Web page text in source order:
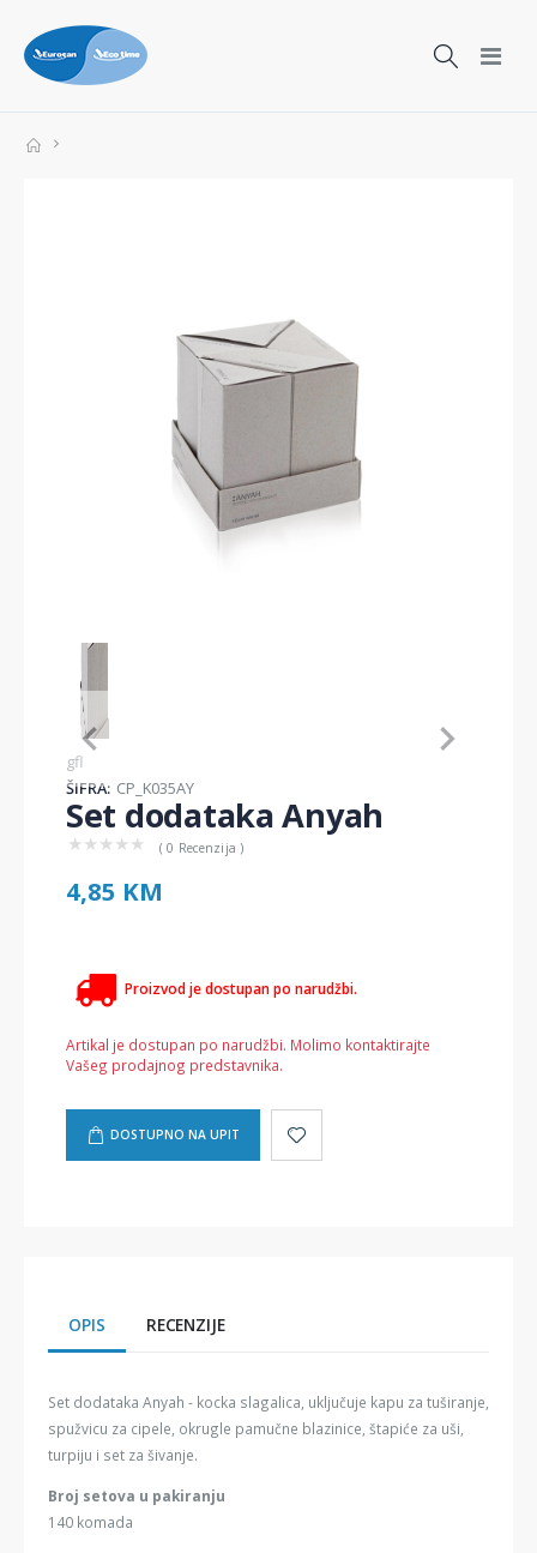
Item
1
of
1
gfl
ŠIFRA: CP_K035AY
Set dodataka Anyah
★ ★ ★ ★ ★ ( 0 Recenzija )
4,85 KM
Proizvod je dostupan po narudžbi.
Artikal je dostupan po narudžbi. Molimo kontaktirajte
Vašeg prodajnog predstavnika.
DOSTUPNO NA UPIT
OPIS RECENZIJE
Set dodataka Anyah - kocka slagalica, uključuje kapu za tuširanje,
spužvicu za cipele, okrugle pamučne blazinice, štapiće za uši,
turpiju i set za šivanje.
Broj setova u pakiranju
140 komada